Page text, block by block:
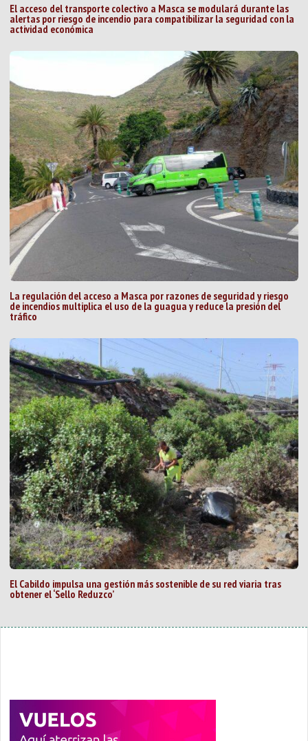
El acceso del transporte colectivo a Masca se modulará durante las
alertas por riesgo de incendio para compatibilizar la seguridad con la
actividad económica
La regulación del acceso a Masca por razones de seguridad y riesgo
de incendios multiplica el uso de la guagua y reduce la presión del
tráfico
El Cabildo impulsa una gestión más sostenible de su red viaria tras
obtener el ‘Sello Reduzco’